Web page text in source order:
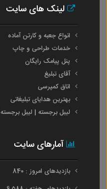
لینک های سایت
انواع جعبه و کارتن آماده
خدمات طراحی و چاپ
پنل پیامک رایگان
آقای تبلیغ
اتاق کمپرسی
بهترین هدایای تبلیغاتی
لیبل برجسته | لیبل برجسته UV DTF | لیبل UV DTF
آمارهای سایت
بازدیدهای امروز : 840